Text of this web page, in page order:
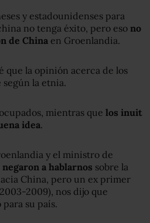
y estadounidenses para
no tenga éxito, pero eso no
de China en Groenlandia.
que la opinión acerca de los
la etnia.
mientras que los inuit
idea.
y el ministro de
negaron a hablarnos sobre la
China, pero un ex primer
2009), nos dijo que
su país.